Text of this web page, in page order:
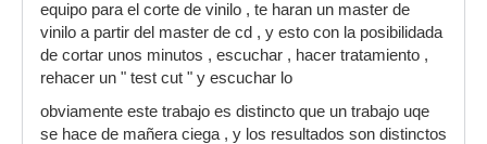
equipo para el corte de vinilo , te haran un master de
vinilo a partir del master de cd , y esto con la posibilidada
de cortar unos minutos , escuchar , hacer tratamiento ,
rehacer un " test cut " y escuchar lo
obviamente este trabajo es distincto que un trabajo uqe
se hace de mañera ciega , y los resultados son distinctos